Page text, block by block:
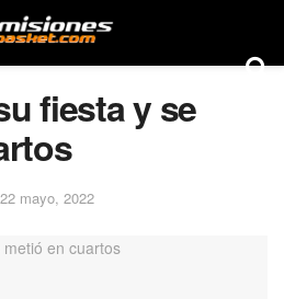
fiesta y se
22 mayo, 2022